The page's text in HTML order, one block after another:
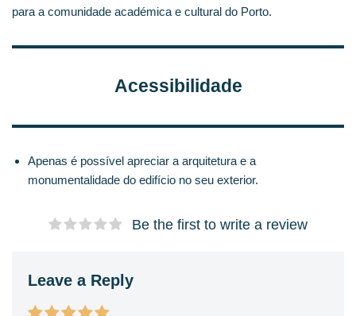
para a comunidade académica e cultural do Porto.
Acessibilidade
Apenas é possível apreciar a arquitetura e a
monumentalidade do edifício no seu exterior.
Be the first to write a review
Leave a Reply